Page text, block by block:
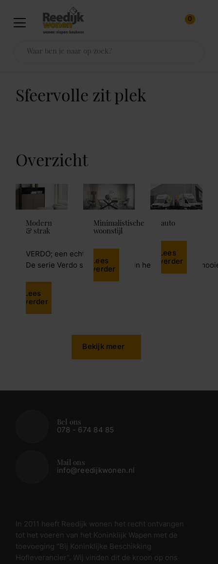
0
Sfeervolle zit plek
Overzicht
Modern
& strak
VERDO; een echte eyecatcher
De serie Verdo springt meteen in het oog door de
Lees
verder
Minimalistische
woonstijl
Lees
verder
auto
Lees
verder
Bekijk meer
Bel ons
078 - 674 84 85
Mail ons
info@reedijkwonen.nl
In 2011 heeft Reedijk wonen het recht ontvangen
tot het voeren van het Koninklijk Wapen met de
toevoeging “Bij Koninklijke Beschikking
Hofleverancier”. Wij vinden dit de kroon op ons